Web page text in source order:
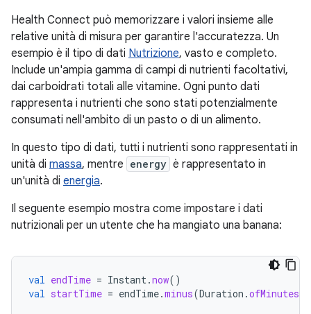
Health Connect può memorizzare i valori insieme alle
relative unità di misura per garantire l'accuratezza. Un
esempio è il tipo di dati Nutrizione, vasto e completo.
Include un'ampia gamma di campi di nutrienti facoltativi,
dai carboidrati totali alle vitamine. Ogni punto dati
rappresenta i nutrienti che sono stati potenzialmente
consumati nell'ambito di un pasto o di un alimento.
In questo tipo di dati, tutti i nutrienti sono rappresentati in
unità di massa, mentre energy è rappresentato in
un'unità di energia.
Il seguente esempio mostra come impostare i dati
nutrizionali per un utente che ha mangiato una banana:
val endTime = Instant.now()
val startTime = endTime.minus(Duration .ofMinutes